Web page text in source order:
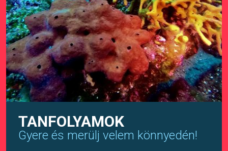
TANFOLYAMOK
Gyere és merülj velem könnyedén!